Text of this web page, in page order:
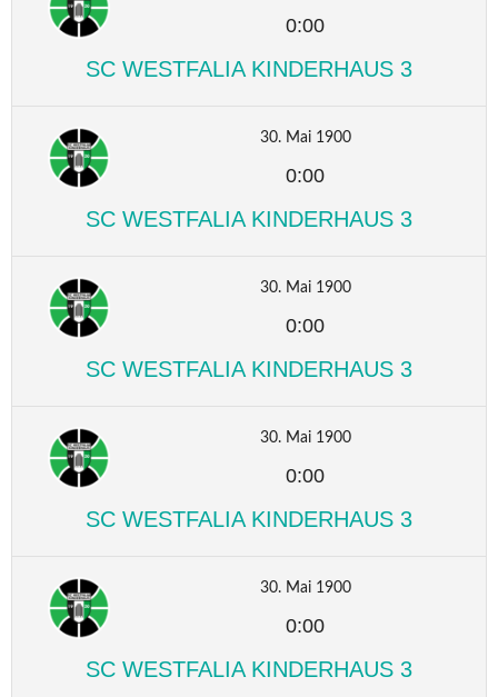
0:00
SC WESTFALIA KINDERHAUS 3
30. Mai 1900
0:00
SC WESTFALIA KINDERHAUS 3
30. Mai 1900
0:00
SC WESTFALIA KINDERHAUS 3
30. Mai 1900
0:00
SC WESTFALIA KINDERHAUS 3
30. Mai 1900
0:00
SC WESTFALIA KINDERHAUS 3